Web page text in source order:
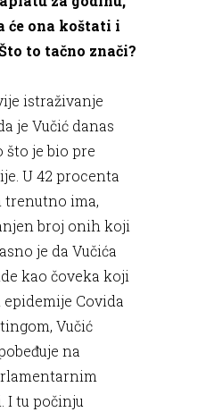
će ona koštati i
to tačno znači?
istraživanje
je Vučić danas
je bio pre
U 42 procenta
trenutno ima,
broj onih koji
je da Vučića
kao čoveka koji
Covida
Vučić
na
I tu počinju